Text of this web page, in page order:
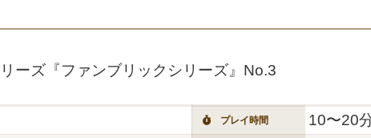
ーズ『ファンブリックシリーズ』No.3
プレイ時間 10〜20